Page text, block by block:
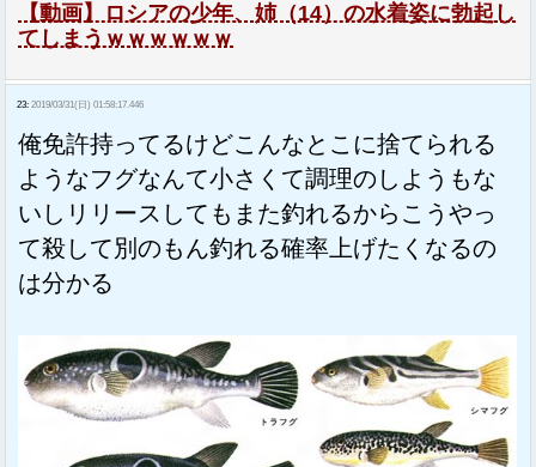
【動画】ロシアの少年、姉（14）の水着姿に勃起し
てしまうｗｗｗｗｗｗ
23: 2019/03/31(日) 01:58:17.446
俺免許持ってるけどこんなとこに捨てられる
ようなフグなんて小さくて調理のしようもな
いしリリースしてもまた釣れるからこうやっ
て殺して別のもん釣れる確率上げたくなるの
は分かる